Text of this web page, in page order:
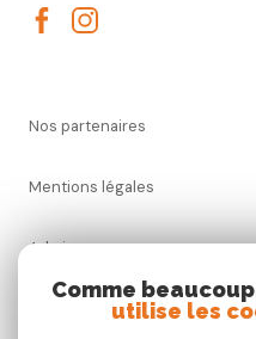
nos partenaires
mentions légales
admin
nos honoraires
Comme
utilise les